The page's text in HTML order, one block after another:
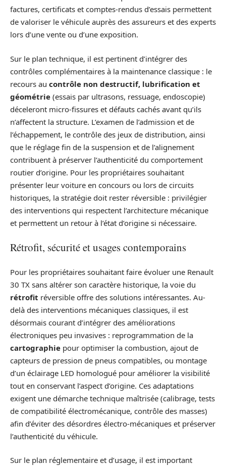
factures, certificats et comptes-rendus d’essais permettent
de valoriser le véhicule auprès des assureurs et des experts
lors d’une vente ou d’une exposition.
Sur le plan technique, il est pertinent d’intégrer des
contrôles complémentaires à la maintenance classique : le
recours au contrôle non destructif, lubrification et
géométrie (essais par ultrasons, ressuage, endoscopie)
déceleront micro-fissures et défauts cachés avant qu’ils
n’affectent la structure. L’examen de l’admission et de
l’échappement, le contrôle des jeux de distribution, ainsi
que le réglage fin de la suspension et de l’alignement
contribuent à préserver l’authenticité du comportement
routier d’origine. Pour les propriétaires souhaitant
présenter leur voiture en concours ou lors de circuits
historiques, la stratégie doit rester réversible : privilégier
des interventions qui respectent l’architecture mécanique
et permettent un retour à l’état d’origine si nécessaire.
Rétrofit, sécurité et usages contemporains
Pour les propriétaires souhaitant faire évoluer une Renault
30 TX sans altérer son caractère historique, la voie du
rétrofit réversible offre des solutions intéressantes. Au-
delà des interventions mécaniques classiques, il est
désormais courant d’intégrer des améliorations
électroniques peu invasives : reprogrammation de la
cartographie pour optimiser la combustion, ajout de
capteurs de pression de pneus compatibles, ou montage
d’un éclairage LED homologué pour améliorer la visibilité
tout en conservant l’aspect d’origine. Ces adaptations
exigent une démarche technique maîtrisée (calibrage, tests
de compatibilité électromécanique, contrôle des masses)
afin d’éviter des désordres électro-mécaniques et préserver
l’authenticité du véhicule.
Sur le plan réglementaire et d’usage, il est important